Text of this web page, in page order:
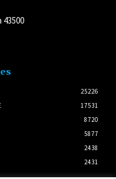
43500
25226
17531
8720
5877
2438
2431